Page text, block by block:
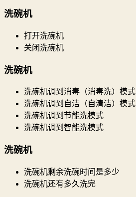
洗碗机
打开洗碗机
关闭洗碗机
洗碗机
洗碗机调到消毒（消毒洗）模式
洗碗机调到自洁（自清洁）模式
洗碗机调到节能洗模式
洗碗机调到智能洗模式
洗碗机
洗碗机剩余洗碗时间是多少
洗碗机还有多久洗完